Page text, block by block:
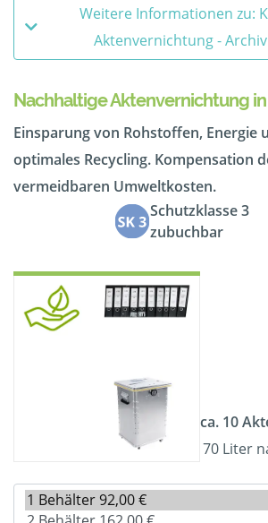
Weitere Informationen zu:
Aktenvernichtung -
Nachhaltige Aktenvernichtung
Einsparung von Rohstoffen, Energie
optimales Recycling. Kompensation
vermeidbaren Umweltkosten.
Schutzklasse 3
zubuchbar
ca. 10
70 Liter